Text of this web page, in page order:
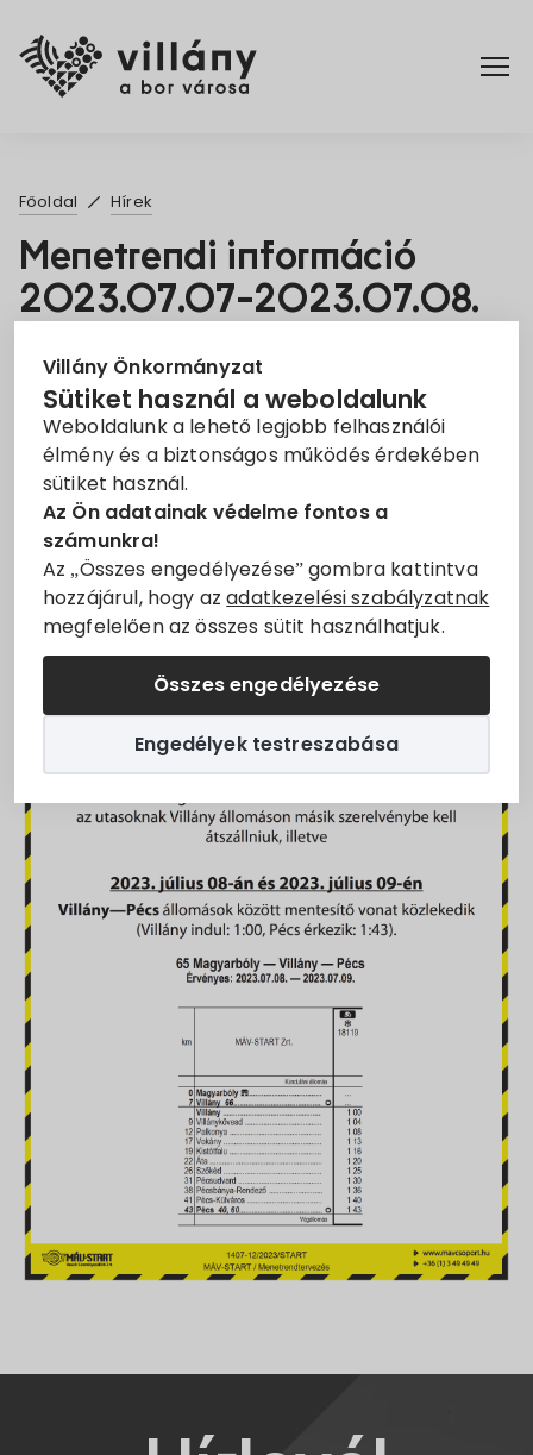
Villány Önkormányzat
Sütiket használ a weboldalunk
Weboldalunk a lehető legjobb felhasználói
élmény és a biztonságos működés érdekében
sütiket használ.
Az Ön adatainak védelme fontos a
számunkra!
Az „Összes engedélyezése” gombra kattintva
hozzájárul, hogy azadatkezelési szabályzatnak
megfelelően az összes sütit használhatjuk.
Összes engedélyezése
Engedélyek testreszabása
Elérhetőségek
Hírek
Rendelettár
Pályázatok
Dokumentumok
Állásajánlatok
Szolgáltatók
Turizmus
Választási információk
Választási szervek
Választási ügyintézés
2024. évi általános
Főoldal Hírek
Menetrendi információ
2023.07.07-2023.07.08.
Információ MÁV Menetrend Tájékoztató
Tisztelt Lakosság!
Tájékoztatás céljából közöljük a MÁV-START Zrt.
hirdetményét.